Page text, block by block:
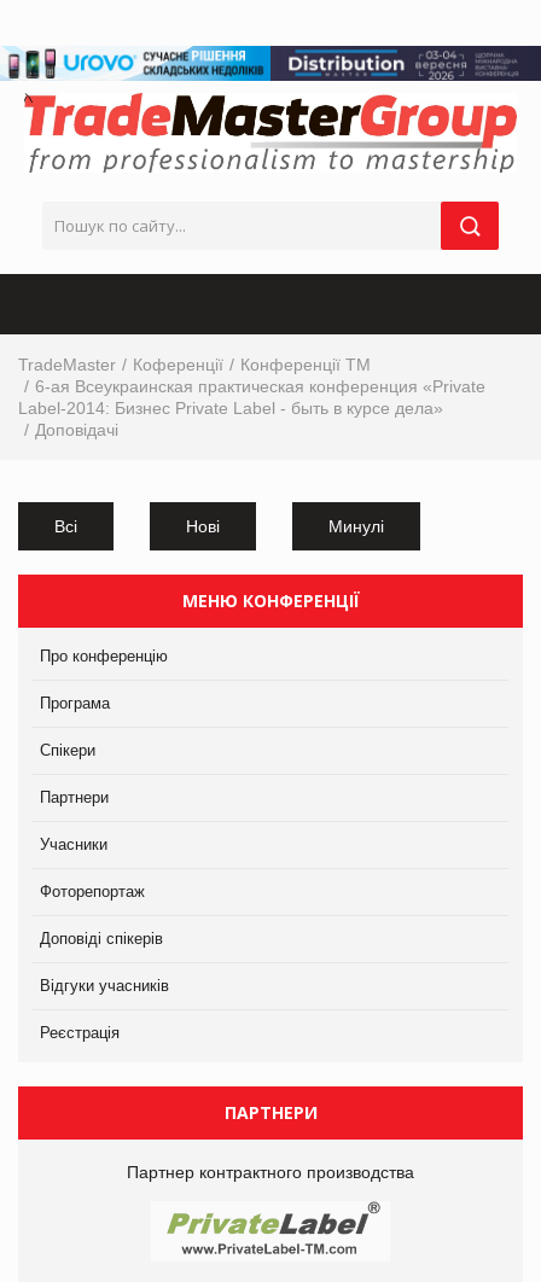
TradeMaster Коференції
Конференції ТМ
6-ая Всеукраинская практическая конференция «Private
Label-2014: Бизнес Private Label - быть в курсе дела»
Доповідачі
Всі Нові Минулі
МЕНЮ КОНФЕРЕНЦІЇ
Про конференцію
Програма
Спікери
Партнери
Учасники
Фоторепортаж
Доповіді спікерів
Відгуки учасників
Реєстрація
ПАРТНЕРИ
Партнер контрактного производства